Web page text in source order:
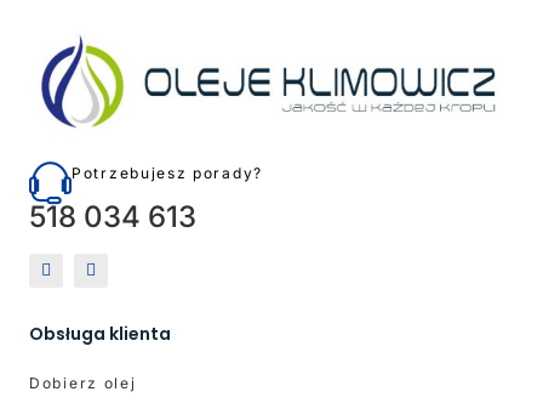
Potrzebujesz porady?
518 034 613
Obsługa klienta
Dobierz olej